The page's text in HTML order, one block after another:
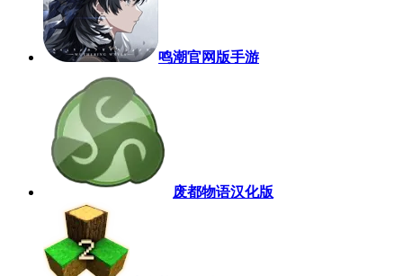
鸣潮官网版手游
废都物语汉化版